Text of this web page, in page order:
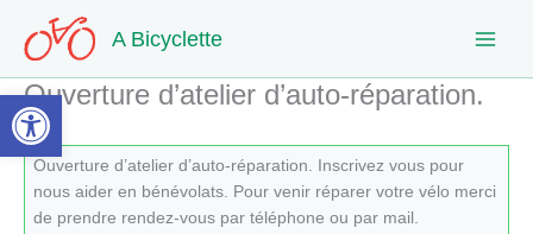
Ouvrir la barre d’outils
contenu
A Bicyclette
Ouverture d’atelier d’auto-réparation.
Ouverture d’atelier d’auto-réparation. Inscrivez vous pour
nous aider en bénévolats. Pour venir réparer votre vélo merci
de prendre rendez-vous par téléphone ou par mail.